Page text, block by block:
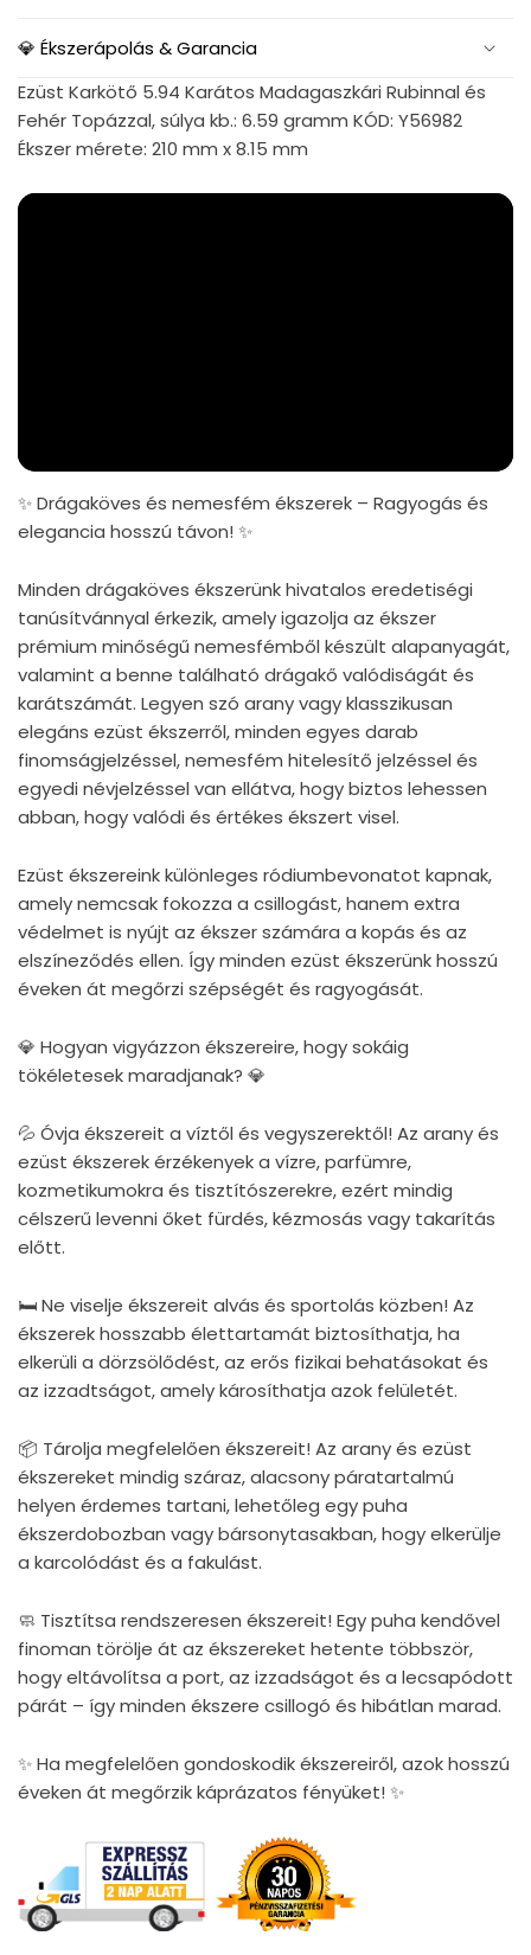
💎 Ékszerápolás & Garancia
Ezüst Karkötő 5.94 Karátos Madagaszkári Rubinnal és
Fehér Topázzal, súlya kb.: 6.59 gramm KÓD: Y56982
Ékszer mérete: 210 mm x 8.15 mm
✨ Drágaköves és nemesfém ékszerek – Ragyogás és
elegancia hosszú távon! ✨
Minden drágaköves ékszerünk hivatalos eredetiségi
tanúsítvánnyal érkezik, amely igazolja az ékszer
prémium minőségű nemesfémből készült alapanyagát,
valamint a benne található drágakő valódiságát és
karátszámát. Legyen szó arany vagy klasszikusan
elegáns ezüst ékszerről, minden egyes darab
finomságjelzéssel, nemesfém hitelesítő jelzéssel és
egyedi névjelzéssel van ellátva, hogy biztos lehessen
abban, hogy valódi és értékes ékszert visel.
Ezüst ékszereink különleges ródiumbevonatot kapnak,
amely nemcsak fokozza a csillogást, hanem extra
védelmet is nyújt az ékszer számára a kopás és az
elszíneződés ellen. Így minden ezüst ékszerünk hosszú
éveken át megőrzi szépségét és ragyogását.
💎 Hogyan vigyázzon ékszereire, hogy sokáig
tökéletesek maradjanak? 💎
💦 Óvja ékszereit a víztől és vegyszerektől! Az arany és
ezüst ékszerek érzékenyek a vízre, parfümre,
kozmetikumokra és tisztítószerekre, ezért mindig
célszerű levenni őket fürdés, kézmosás vagy takarítás
előtt.
🛏 Ne viselje ékszereit alvás és sportolás közben! Az
ékszerek hosszabb élettartamát biztosíthatja, ha
elkerüli a dörzsölődést, az erős fizikai behatásokat és
az izzadtságot, amely károsíthatja azok felületét.
📦 Tárolja megfelelően ékszereit! Az arany és ezüst
ékszereket mindig száraz, alacsony páratartalmú
helyen érdemes tartani, lehetőleg egy puha
ékszerdobozban vagy bársonytasakban, hogy elkerülje
a karcolódást és a fakulást.
🧼 Tisztítsa rendszeresen ékszereit! Egy puha kendővel
finoman törölje át az ékszereket hetente többször,
hogy eltávolítsa a port, az izzadságot és a lecsapódott
párát – így minden ékszere csillogó és hibátlan marad.
✨ Ha megfelelően gondoskodik ékszereiről, azok hosszú
éveken át megőrzik káprázatos fényüket! ✨